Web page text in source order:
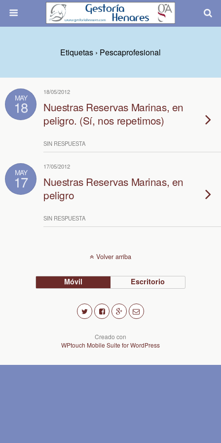
Etiquetas › Pescaprofesional
MAY
18
18/05/2012
Nuestras Reservas Marinas, en
peligro. (Sí, nos repetimos)
SIN RESPUESTA
MAY
17
17/05/2012
Nuestras Reservas Marinas, en
peligro
SIN RESPUESTA
Volver arriba
Móvil Escritorio
Creado con
WPtouch Mobile Suite for WordPress